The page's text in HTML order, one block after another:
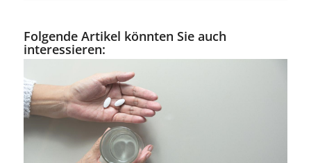
Folgende Artikel könnten Sie auch
interessieren: